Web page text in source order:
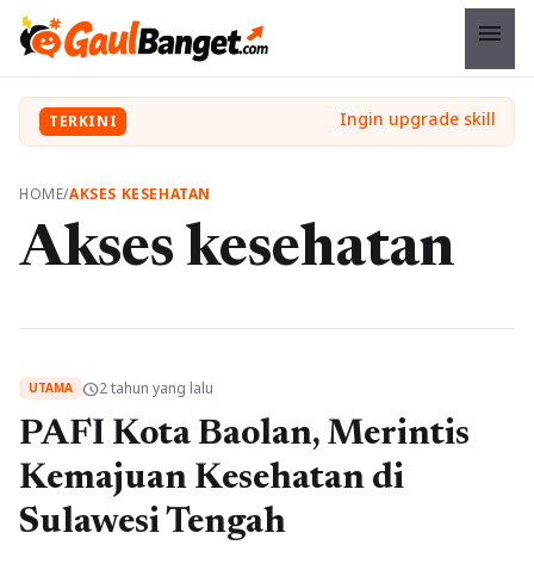
menu
TERKINI
HOME/AKSES KESEHATAN
Akses kesehatan
UTAMA schedule2 tahun yang lalu
PAFI Kota Baolan, Merintis
Kemajuan Kesehatan di
Sulawesi Tengah